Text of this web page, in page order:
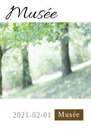
2021-02-01 Musée